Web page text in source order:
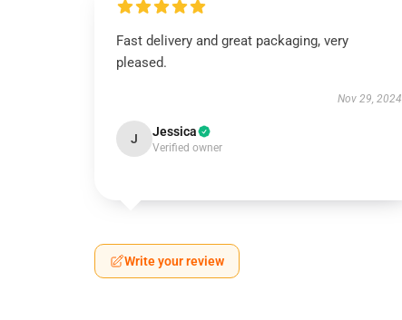
Fast delivery and great packaging, very
pleased.
Nov 29, 2024
J Jessica
Verified owner
Write your review